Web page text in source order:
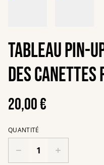
Tableau Pin-
des canettes
20,00 €
QUANTITÉ